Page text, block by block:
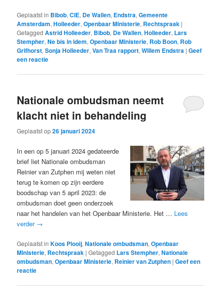
Geplaatst in Bibob,CIE, De Wallen, Endstra,Gemeente
Amsterdam,Holleeder,Openbaar Ministerie, Rechtspraak |
Getagged Astrid Holleeder, Bibob, De Wallen,Holleeder, Lars
Stempher,Ne bis in idem,Openbaar Ministerie, Rob Boon, Rob
Grifhorst,Sonja Holleeder,Van Traa rapport,Willem Endstra |Geef
een reactie
Nationale ombudsman neemt
klacht niet in behandeling
Geplaatst op26 januari 2024
In een op 5 januari 2024 gedateerde
brief liet Nationale ombudsman
Reinier van Zutphen mij weten niet
terug te komen op zijn eerdere
boodschap van 5 april 2023: de
ombudsman doet geen onderzoek
naar het handelen van het Openbaar Ministerie. Het … Lees
verder →
Geplaatst in Koos Plooij,Nationale ombudsman,Openbaar
Ministerie, Rechtspraak |Getagged Lars Stempher,Nationale
ombudsman,Openbaar Ministerie, Reinier van Zutphen |Geef een
reactie